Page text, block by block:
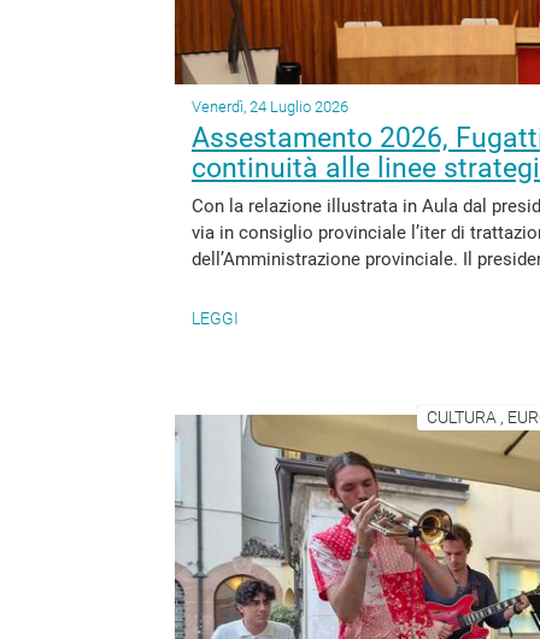
Venerdì, 24 Luglio 2026
Assestamento 2026,
continuità alle linee
Con la relazione illustrata in Aula dal
via in consiglio provinciale l’iter di
dell’Amministrazione provinciale. Il
LEGGI
CULTURA ,